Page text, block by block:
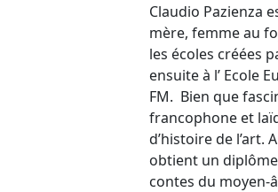
Claudio Pazienza
mère, femme au
les écoles créées
ensuite à l’ Ecole
FM. Bien que
francophone et
d’histoire de l’art.
obtient un
contes du moyen-